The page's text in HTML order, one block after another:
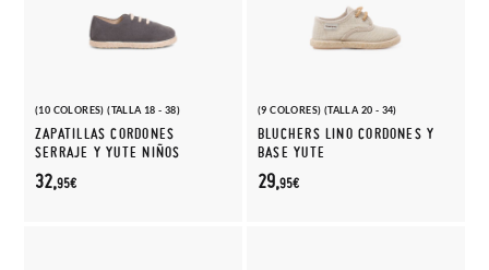
(10 COLORES) (TALLA 18 - 38)
ZAPATILLAS CORDONES
SERRAJE Y YUTE NIÑOS
32,95€
(9 COLORES) (TALLA 20 - 34)
BLUCHERS LINO CORDONES Y
BASE YUTE
29,95€